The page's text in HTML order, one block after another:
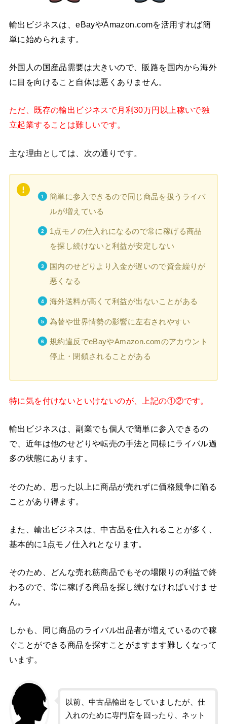
輸出ビジネスは、eBayやAmazon.comを活用すれば簡
単に始められます。
外国人の国産品需要は大きいので、販路を国内から海外
に目を向けること自体は悪くありません。
ただ、既存の輸出ビジネスで月利30万円以上稼いで独
立起業することは難しいです。
主な理由としては、次の通りです。
簡単に参入できるので同じ商品を扱うライバ
ルが増えている
1点モノの仕入れになるので常に稼げる商品
を探し続けないと利益が安定しない
国内のせどりより入金が遅いので資金繰りが
悪くなる
海外送料が高くて利益が出ないことがある
為替や世界情勢の影響に左右されやすい
規約違反でeBayやAmazon.comのアカウント
停止・閉鎖されることがある
特に気を付けないといけないのが、上記の①②です。
輸出ビジネスは、副業でも個人で簡単に参入できるの
で、近年は他のせどりや転売の手法と同様にライバル過
多の状態にあります。
そのため、思った以上に商品が売れずに価格競争に陥る
ことがあり得ます。
また、輸出ビジネスは、中古品を仕入れることが多く、
基本的に1点モノ仕入れとなります。
そのため、どんな売れ筋商品でもその場限りの利益で終
わるので、常に稼げる商品を探し続けなければいけませ
ん。
しかも、同じ商品のライバル出品者が増えているので稼
ぐことができる商品を探すことがますます難しくなって
います。
以前、中古品輸出をしていましたが、仕
入れのために専門店を回ったり、ネット